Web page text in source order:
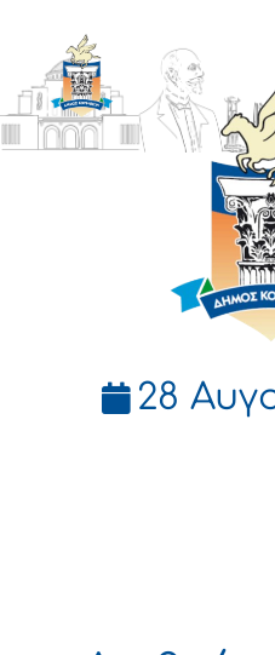
ΔΗΜΟΣ
ΚΟΡΙΝΘΙΩΝ
28